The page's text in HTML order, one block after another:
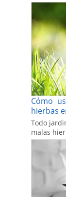
Cómo
hierbas
Todo
malas